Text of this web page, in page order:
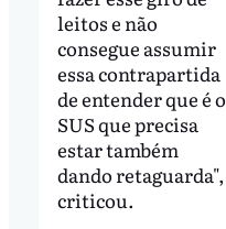
leitos e não
consegue assumir
essa contrapartida
de entender que é o
SUS que precisa
estar também
dando retaguarda",
criticou.